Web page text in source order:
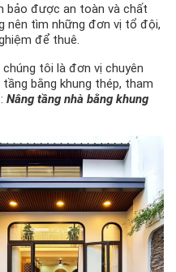
bảo được an toàn và chất
nên tìm những đơn vị tổ đội,
để thuê.
chúng tôi là đơn vị chuyên
bằng khung thép, tham
Nâng tầng nhà bằng khung